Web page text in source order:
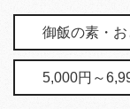
御飯の素・お
5,000円～